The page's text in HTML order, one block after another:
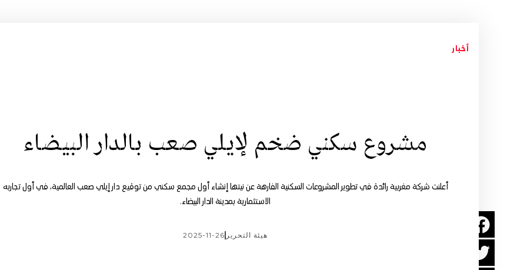
أخبار
مشروع سكني ضخم لإيلي صعب بالدار البيضاء
أعلنت شركة مغربية رائدة في تطوير المشروعات السكنية الفارهة عن نيتها إنشاء أول مجمع سكني من توقيع دار إيلي صعب العالمية، في أول تجاربه
الاستثمارية بمدينة الدار البيضاء.
هيئة التحرير 2025-11-26